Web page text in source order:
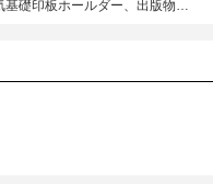
基礎印板ホールダー、出版物の